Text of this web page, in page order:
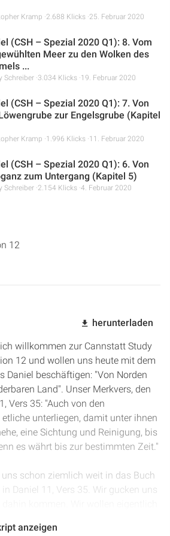
Kramp 2.688 Klicks 25. Februar 2020
(CSH – Spezial 2020 Q1): 8. Vom
Meer zu den Wolken des
...
Schreiber 3.034 Klicks 19. Februar 2020
(CSH – Spezial 2020 Q1): 7. Von
zur Engelsgrube (Kapitel
Kramp 1.996 Klicks 11. Februar 2020
(CSH – Spezial 2020 Q1): 6. Von
zum Untergang (Kapitel 5)
Schreiber 2.154 Klicks 4. Februar 2020
12
herunterladen
willkommen zur Cannstatt Study
12 und wollen uns heute mit dem
Daniel beschäftigen: "Von Norden
Land". Unser Merkvers, den
Vers 35: "Auch von den
unterliegen, damit unter ihnen
eine Sichtung und Reinigung, bis
es währt bis zur bestimmten Zeit."
schon ziemlich weit in das Buch
Daniel 11, Vers 35. Wir gucken uns
ist das so umfangreich und so
anzeigen